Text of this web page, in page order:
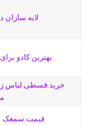
لایه سازان
بهترین کادو
خرید قسطی لباس
قیمت سمعک